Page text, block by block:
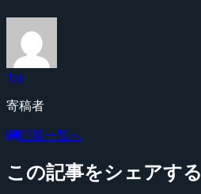
Tak
寄稿者
記事一覧へ
この記事をシェアする